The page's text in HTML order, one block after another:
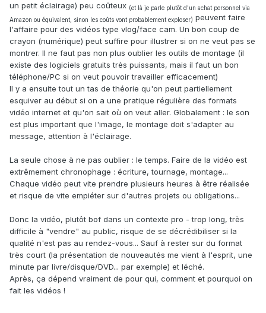
un petit éclairage) peu coûteux (et là je parle plutôt d'un achat personnel via
Amazon ou équivalent, sinon les coûts vont probablement exploser) peuvent faire
l'affaire pour des vidéos type vlog/face cam. Un bon coup de
crayon (numérique) peut suffire pour illustrer si on ne veut pas se
montrer. Il ne faut pas non plus oublier les outils de montage (il
existe des logiciels gratuits très puissants, mais il faut un bon
téléphone/PC si on veut pouvoir travailler efficacement)
Il y a ensuite tout un tas de théorie qu'on peut partiellement
esquiver au début si on a une pratique régulière des formats
vidéo internet et qu'on sait où on veut aller. Globalement : le son
est plus important que l'image, le montage doit s'adapter au
message, attention à l'éclairage.
La seule chose à ne pas oublier : le temps. Faire de la vidéo est
extrêmement chronophage : écriture, tournage, montage...
Chaque vidéo peut vite prendre plusieurs heures à être réalisée
et risque de vite empiéter sur d'autres projets ou obligations...
Donc la vidéo, plutôt bof dans un contexte pro - trop long, très
difficile à "vendre" au public, risque de se décrédibiliser si la
qualité n'est pas au rendez-vous... Sauf à rester sur du format
très court (la présentation de nouveautés me vient à l'esprit, une
minute par livre/disque/DVD... par exemple) et léché.
Après, ça dépend vraiment de pour qui, comment et pourquoi on
fait les vidéos !